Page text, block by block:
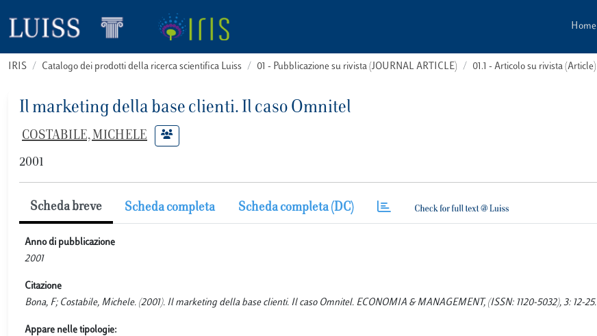
Home
IRIS Catalogo dei prodotti della ricerca scientifica Luiss 01 - Pubblicazione su rivista (JOURNAL ARTICLE) 01.1 - Articolo su rivista (Article)
Il marketing della base clienti. Il caso Omnitel
COSTABILE, MICHELE
2001
Scheda breve Scheda completa Scheda completa (DC)
Anno di pubblicazione
2001
Citazione
Bona, F; Costabile, Michele. (2001). Il marketing della base clienti. Il caso Omnitel. ECONOMIA & MANAGEMENT, (ISSN: 1120-5032), 3: 12-25.
Appare nelle tipologie: